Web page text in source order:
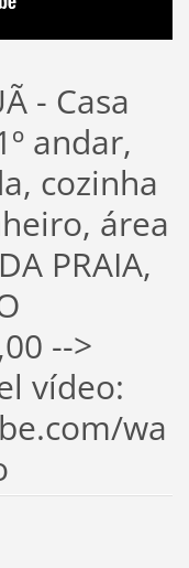
- Casa
andar,
cozinha
área
PRAIA,
-->
vídeo:
wa